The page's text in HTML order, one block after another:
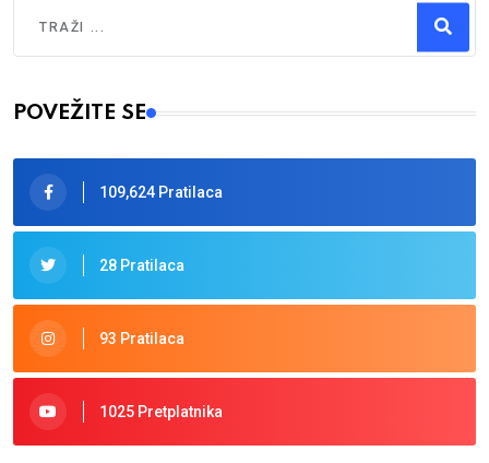
Type 2 or more characters for results.
POVEŽITE SE
109,624 Pratilaca
28 Pratilaca
93 Pratilaca
1025 Pretplatnika